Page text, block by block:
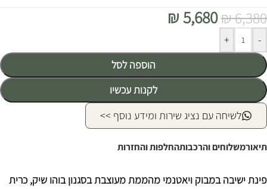
₪6,380
₪5,680
-
+
הוספה לסל
לקנות עכשיו
Alternative:
לשיחה עם נציג שירות ומידע נוסף >>
תיאורמשלוחים והרכבותהחלפות והחזרות
פינת ישיבה במבוק ויאטנמי מהממת מעוצבת בסגנון בוהו שיק, כרית